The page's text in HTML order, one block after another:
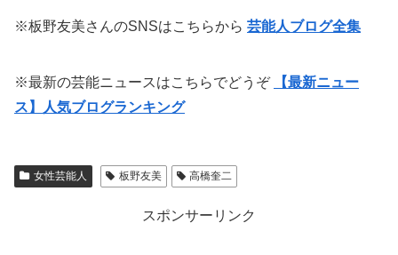
※板野友美さんのSNSはこちらから 芸能人ブログ全集
※最新の芸能ニュースはこちらでどうぞ
【最新ニュー
ス】人気ブログランキング
女性芸能人 板野友美 高橋奎二
スポンサーリンク